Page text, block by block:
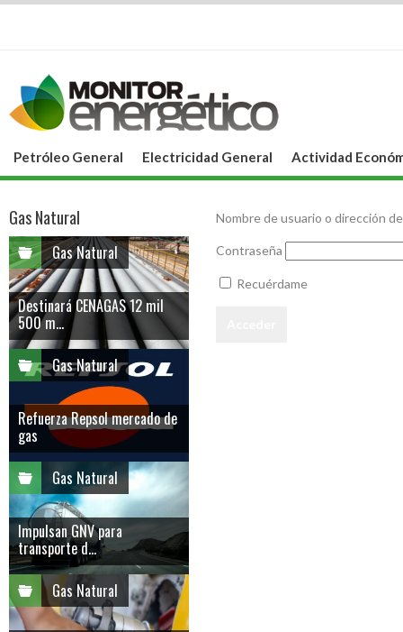
Petróleo General Electricidad General Actividad
Nombre de usuario o dirección
Contraseña
Recuérdame
Gas Natural
Gas Natural
Destinará CENAGAS 12 mil
500 m...
Gas Natural
Refuerza Repsol mercado de
gas
Gas Natural
Impulsan GNV para
transporte d...
Gas Natural